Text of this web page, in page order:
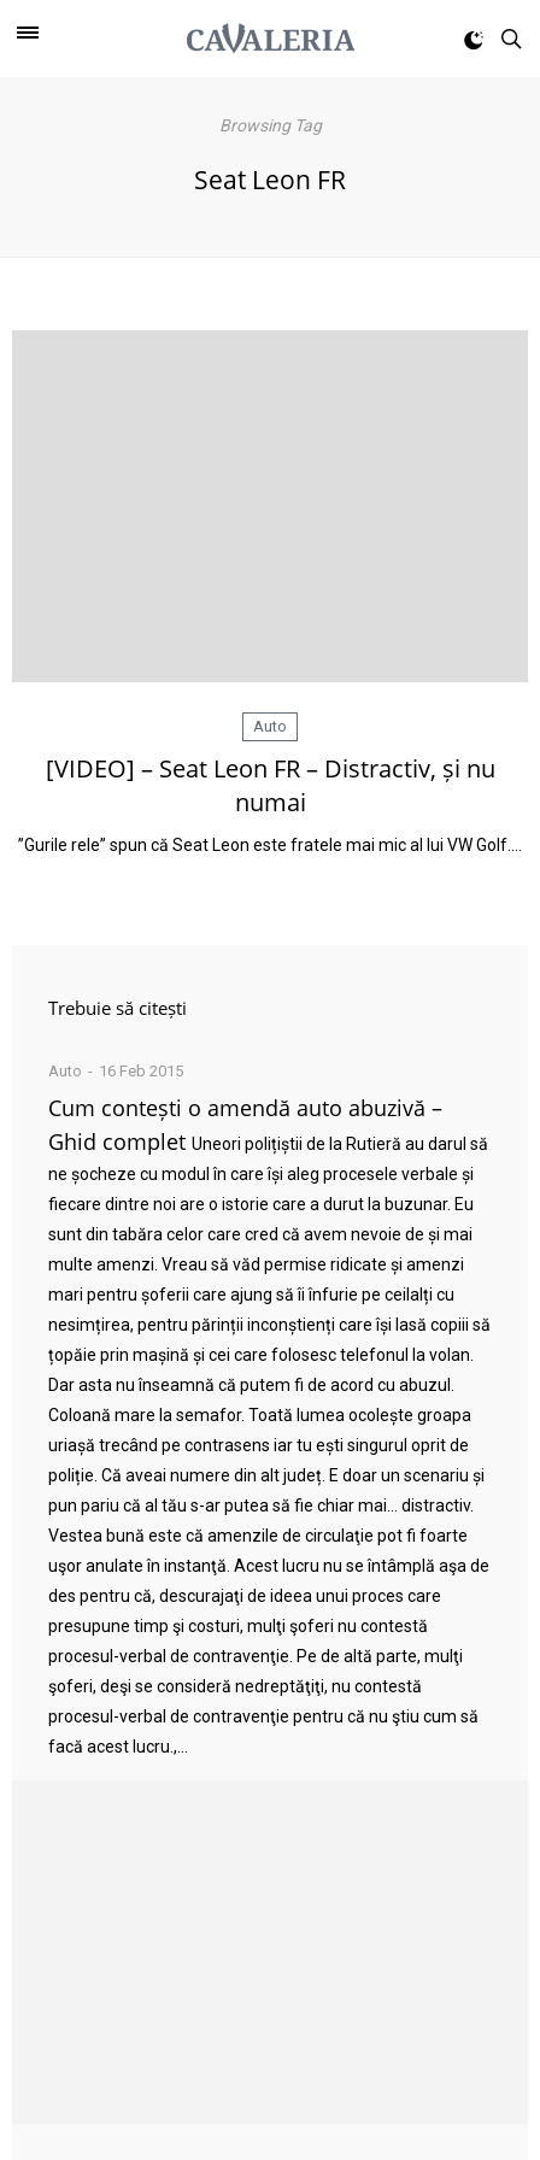
Browsing Tag
Seat Leon FR
Auto
[VIDEO] – Seat Leon FR – Distractiv, și nu
numai
”Gurile rele” spun că Seat Leon este fratele mai mic al lui VW Golf.…
Trebuie să citești
Auto 16 Feb 2015
Cum contești o amendă auto abuzivă –
Ghid complet Uneori polițiștii de la Rutieră au darul să
ne șocheze cu modul în care își aleg procesele verbale și
fiecare dintre noi are o istorie care a durut la buzunar. Eu
sunt din tabăra celor care cred că avem nevoie de și mai
multe amenzi. Vreau să văd permise ridicate și amenzi
mari pentru șoferii care ajung să îi înfurie pe ceilalți cu
nesimțirea, pentru părinții inconștienți care își lasă copiii să
țopăie prin mașină și cei care folosesc telefonul la volan.
Dar asta nu înseamnă că putem fi de acord cu abuzul.
Coloană mare la semafor. Toată lumea ocolește groapa
uriașă trecând pe contrasens iar tu ești singurul oprit de
poliție. Că aveai numere din alt județ. E doar un scenariu și
pun pariu că al tău s-ar putea să fie chiar mai… distractiv.
Vestea bună este că amenzile de circulaţie pot fi foarte
uşor anulate în instanţă. Acest lucru nu se întâmplă aşa de
des pentru că, descurajaţi de ideea unui proces care
presupune timp şi costuri, mulţi şoferi nu contestă
procesul-verbal de contravenţie. Pe de altă parte, mulţi
şoferi, deşi se consideră nedreptăţiţi, nu contestă
procesul-verbal de contravenţie pentru că nu ştiu cum să
facă acest lucru.,...